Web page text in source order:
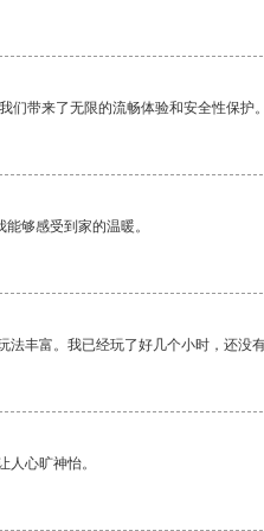
们带来了无限的流畅体验和安全性保护。
够感受到家的温暖。
丰富。我已经玩了好几个小时，还没有
人心旷神怡。